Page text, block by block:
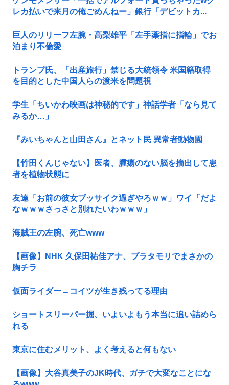
レカ払いで来月の俺ごめんねー」銀行「デビットカ...
巨人のリリーフ左腕・高梨雄平「左手薬指に指輪」でお
泊まり不倫愛
トランプ氏、「出産旅行」禁じる大統領令 米国籍取得
を目的とした中国人らの渡米を問題視
学生「ちいかわ映画は神秘的です」神話学者「なら見て
みるか…」
『みいちゃんと山田さん』とネット民 異常者動物園
【竹田くんじゃない】医者、腫瘍のない脳を摘出して患
者を植物状態に
友達「お前の彼女ブッサイク過ぎやろｗｗ」ワイ「だよ
なｗｗｗさっさと別れたいわｗｗｗ」
海賊王の左腕、死亡www
【画像】NHK 久保田祐佳アナ、ブラタモリでまさかの
胸チラ
仮面ライダー←コイツが生き残ってる理由
ショートスリーパー掘、いよいよもう本当に追い詰めら
れる
東京に住むメリット、よく考えると何もない
【画像】大谷真美子のJK時代、ガチで大変なことにな